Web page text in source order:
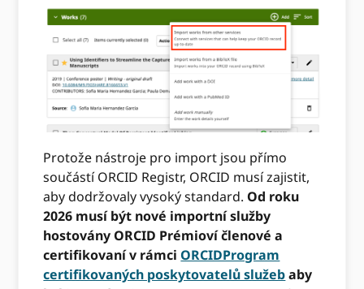
Protože nástroje pro import jsou přímo
součástí ORCID Registr, ORCID musí zajistit,
aby dodržovaly vysoký standard.Od roku
2026 musí být nové importní služby
hostovány ORCID Prémioví členové a
certifikovaní v rámciORCIDProgram
certifikovaných poskytovatelů služebaby